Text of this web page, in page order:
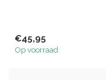
€45,95
Op voorraad